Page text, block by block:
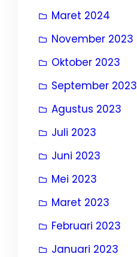
Maret 2024
November 2023
Oktober 2023
September 2023
Agustus 2023
Juli 2023
Juni 2023
Mei 2023
Maret 2023
Februari 2023
Januari 2023